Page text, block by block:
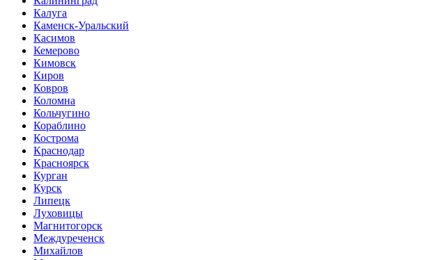
Калуга
Каменск-Уральский
Касимов
Кемерово
Кимовск
Киров
Ковров
Коломна
Кольчугино
Кораблино
Кострома
Краснодар
Красноярск
Курган
Курск
Липецк
Луховицы
Магнитогорск
Междуреченск
Михайлов